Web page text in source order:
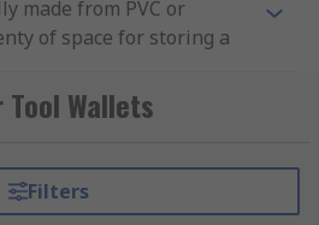
made from PVC or
of space for storing a
for keeping in a
case. Inside they are
Wallets
Filters